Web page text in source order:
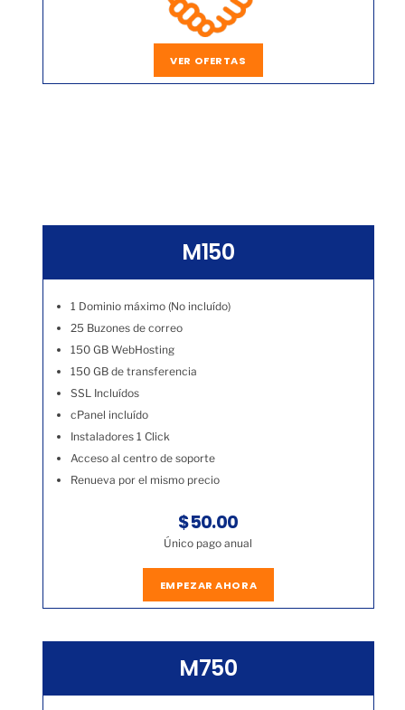
VER OFERTAS
M150
1 Dominio máximo (No incluído)
25 Buzones de correo
150 GB WebHosting
150 GB de transferencia
SSL Incluídos
cPanel incluído
Instaladores 1 Click
Acceso al centro de soporte
Renueva por el mismo precio
$50.00
Único pago anual
EMPEZAR AHORA
M750